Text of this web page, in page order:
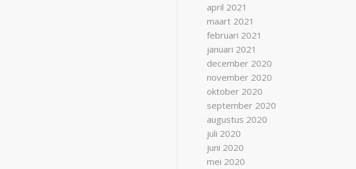
april 2021
maart 2021
februari 2021
januari 2021
december 2020
november 2020
oktober 2020
september 2020
augustus 2020
juli 2020
juni 2020
mei 2020